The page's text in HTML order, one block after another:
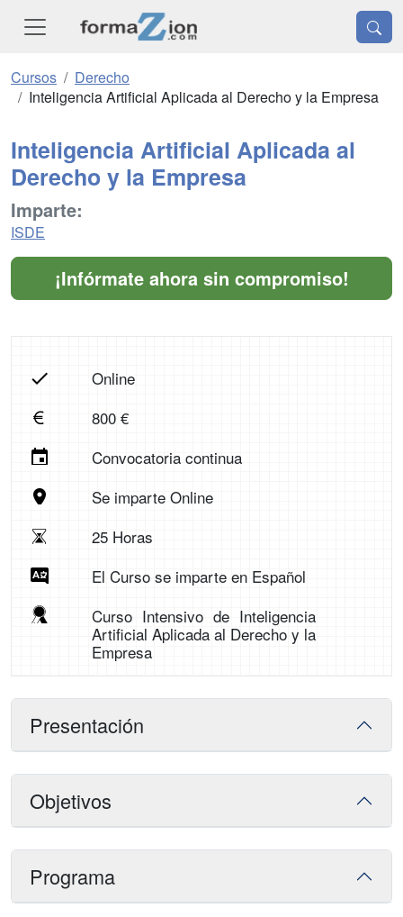
Cursos
Derecho
Inteligencia Artificial Aplicada al Derecho y la Empresa
Inteligencia Artificial Aplicada al
Derecho y la Empresa
Imparte:
ISDE
¡Infórmate ahora sin compromiso!
Online
800 €
Convocatoria continua
Se imparte Online
25 Horas
El Curso se imparte en Español
Curso Intensivo de Inteligencia
Artificial Aplicada al Derecho y la
Empresa
Presentación
Objetivos
Programa